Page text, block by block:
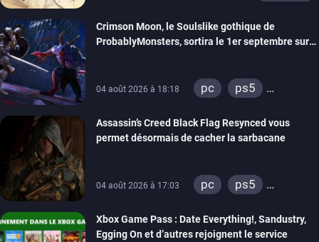
Crimson Moon, le Soulslike gothique de
ProbablyMonsters, sortira le 1er septembre sur
04 août 2026 à 18:18 pc
ps5
Assassin’s Creed Black Flag Resynced vous
permet désormais de cacher la sarbacane
04 août 2026 à 17:03 pc
ps5
Xbox Game Pass : Date Everything!, Sandustry,
Egging On et d’autres rejoignent le service